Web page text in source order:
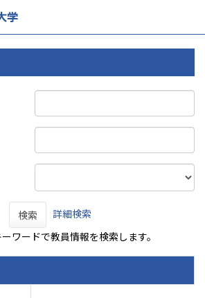
検索
詳細検索
ワードで教員情報を検索します。